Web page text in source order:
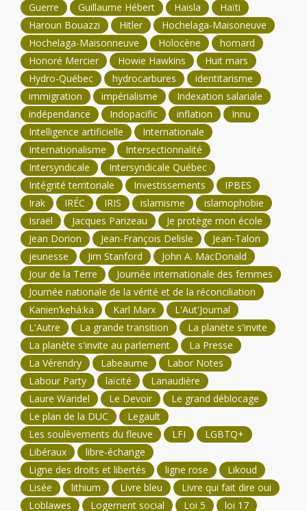
Guerre
Guillaume Hébert Haisla
Haïti
Haroun Bouazzi
Hitler
Hochelaga-Maisoneuve
Hochelaga-Maisonneuve
Holocène
homard
Honoré Mercier
Howie Hawkins
Huit mars
Hydro-Québec
hydrocarbures
identitarisme
immigration
impérialisme
Indexation salariale
indépendance
Indopacific inflation
Innu
Intelligence artificielle
Internationale
Internationalisme
Intersectionnalité
Intersyndicale
Intersyndicale Québec
Intégrité territoriale
Investissements
IPBES
Irak
IRÉC IRIS islamisme
islamophobie
Israël
Jacques Parizeau
Je protège mon école
Jean Dorion
Jean-François Delisle
Jean-Talon
jeunesse
Jim Stanford
John A. MacDonald
Jour de la Terre
Journée internationale des femmes
Journée nationale de la vérité et de la réconciliation
Kanien’kehá:ka
Karl Marx
L'Aut'Journal
L'Autre
La grande transition
La planète s'invite
La planète s'invite au parlement
La Presse
La Vérendry
Labeaume
Labor Notes
Labour Party
laïcité
Lanaudière
Laure Waridel
Le Devoir
Le grand déblocage
Le plan de la DUC
Legault
Les soulèvements du fleuve
LFI
LGBTQ+
Libéraux
libre-échange
Ligne des droits et libertés
ligne rose
Likoud
Lisée
lithium Livre bleu
Livre qui fait dire oui
Loblawes
Logement social Loi 5 loi 17